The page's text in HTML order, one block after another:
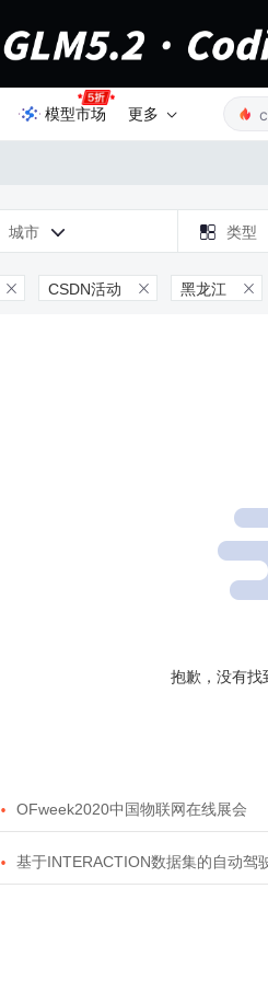
模型市场 更多
城市   类型
 CSDN活动  黑龙江 
抱歉，没有找
 OFweek2020中国物联网在线展会
 基于INTERACTION数据集的自动驾驶预测模